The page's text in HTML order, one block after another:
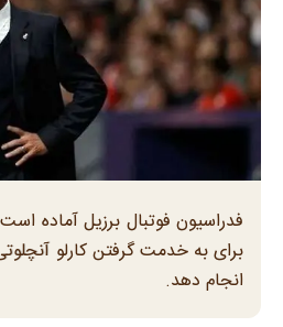
فدراسیون فوتبال برزیل آماده
برای به خدمت گرفتن کارلو
انجام دهد.